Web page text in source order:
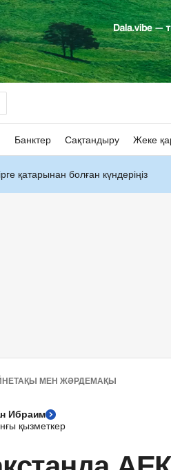
Банктер Сақтандыру Жеке
қатарынан болған күндеріңіз
МЕН ЖӘРДЕМАҚЫ
Ибраим
қызметкер